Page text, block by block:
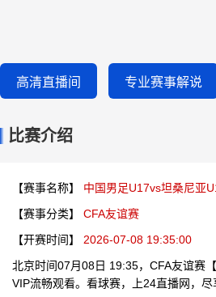
高清直播间 专业赛事解说
比赛介绍
【赛事名称】
中国男足U17vs坦桑尼亚
【赛事分类】
CFA友谊赛
【开赛时间】
2026-07-08 19:35:00
北京时间07月08日 19:35，CFA友谊赛
VIP流畅观看。看球赛，上24直播网，尽